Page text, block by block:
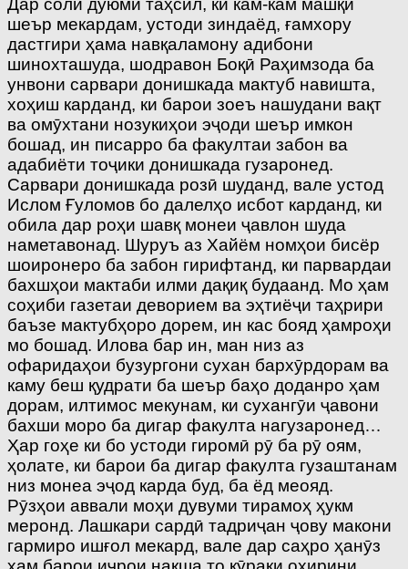
Дар соли дуюми таҳсил, ки кам-кам машқи
шеър мекардам, устоди зиндаёд, ғамхору
дастгири ҳама навқаламону адибони
шинохташуда, шодравон Боқӣ Раҳимзода ба
унвони сарвари донишкада мактуб навишта,
хоҳиш карданд, ки барои зоеъ нашудани вақт
ва омӯхтани нозукиҳои эҷоди шеър имкон
бошад, ин писарро ба факултаи забон ва
адабиёти тоҷики донишкада гузаронед.
Сарвари донишкада розӣ шуданд, вале устод
Ислом Ғуломов бо далелҳо исбот карданд, ки
обила дар роҳи шавқ монеи ҷавлон шуда
наметавонад. Шуруъ аз Хайём номҳои бисёр
шоиронеро ба забон гирифтанд, ки парвардаи
бахшҳои мактаби илми дақиқ будаанд. Мо ҳам
соҳиби газетаи деворием ва эҳтиёҷи таҳрири
баъзе мактубҳоро дорем, ин кас бояд ҳамроҳи
мо бошад. Илова бар ин, ман низ аз
офаридаҳои бузургони сухан бархӯрдорам ва
каму беш қудрати ба шеър баҳо доданро ҳам
дорам, илтимос мекунам, ки сухангӯи ҷавони
бахши моро ба дигар факулта нагузаронед…
Ҳар гоҳе ки бо устоди гиромӣ рӯ ба рӯ оям,
ҳолате, ки барои ба дигар факулта гузаштанам
низ монеа эҷод карда буд, ба ёд меояд.
Рӯзҳои аввали моҳи дувуми тирамоҳ ҳукм
меронд. Лашкари сардӣ тадриҷан ҷову макони
гармиро ишғол мекард, вале дар саҳро ҳанӯз